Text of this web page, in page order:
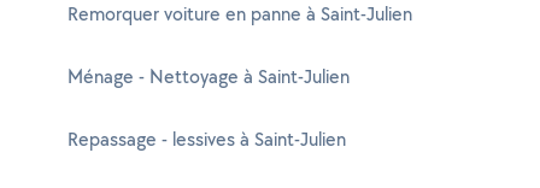
Remorquer voiture en panne à Saint-Julien
Ménage - Nettoyage à Saint-Julien
Repassage - lessives à Saint-Julien